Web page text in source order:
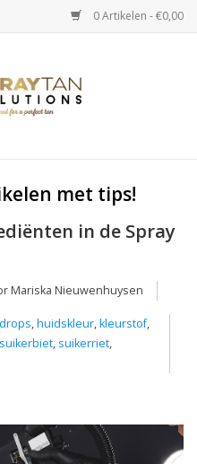
0 Artikelen - €0,00
met tips!
in de Spray
Mariska Nieuwenhuysen
drops,huidskleur,kleurstof,
suikerbiet, suikerriet,